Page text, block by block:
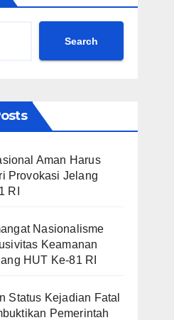
Search
Aman Harus
Provokasi Jelang
RI
Nasionalisme
Keamanan
HUT Ke-81 RI
Status Kejadian Fatal
Pemerintah